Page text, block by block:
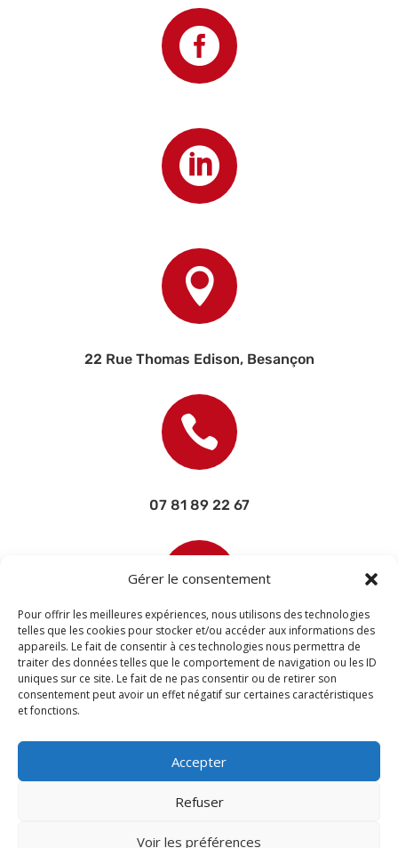
Gérer le consentement
Pour offrir les meilleures expériences, nous utilisons des technologies
telles que les cookies pour stocker et/ou accéder aux informations des
appareils. Le fait de consentir à ces technologies nous permettra de
traiter des données telles que le comportement de navigation ou les ID
uniques sur ce site. Le fait de ne pas consentir ou de retirer son
consentement peut avoir un effet négatif sur certaines caractéristiques
et fonctions.
Accepter
Refuser
Voir les préférences



22 Rue Thomas Edison, Besançon

07 81 89 22 67

contact@devisettravaux.fr
© 2026 M Development–Mentions légales